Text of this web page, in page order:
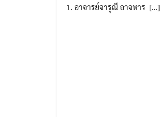
1. อาจารย์จารุณี อาจหาร […]